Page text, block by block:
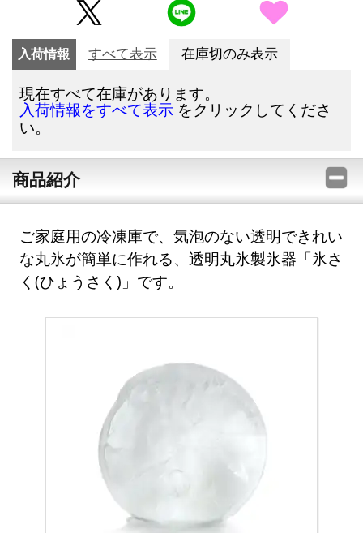
入荷情報 すべて表示 在庫切のみ表示
現在すべて在庫があります。
入荷情報をすべて表示 をクリックしてくださ
い。
商品紹介
ご家庭用の冷凍庫で、気泡のない透明できれい
な丸氷が簡単に作れる、透明丸氷製氷器「氷さ
く(ひょうさく)」です。